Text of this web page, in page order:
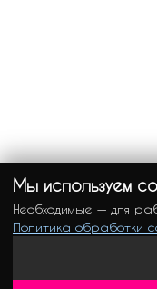
Мы используем
Необходимые — для
Политика обработки